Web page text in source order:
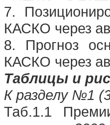
7.
КАСКО через
8. Прогноз
КАСКО через
Таблицы и
К разделу №1
Таб.1.1